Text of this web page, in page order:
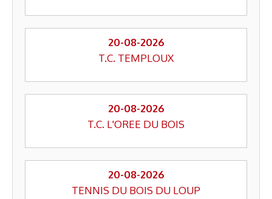
20-08-2026
T.C. TEMPLOUX
20-08-2026
T.C. L'OREE DU BOIS
20-08-2026
TENNIS DU BOIS DU LOUP